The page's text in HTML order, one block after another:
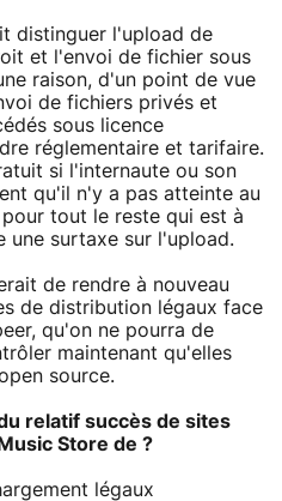
distinguer l'upload de
et l'envoi de fichier sous
raison, d'un point de vue
de fichiers privés et
sous licence
réglementaire et tarifaire.
si l'internaute ou son
qu'il n'y a pas atteinte au
tout le reste qui est à
une surtaxe sur l'upload.
de rendre à nouveau
de distribution légaux face
qu'on ne pourra de
maintenant qu'elles
source.
relatif succès de sites
Music Store de ?
légaux